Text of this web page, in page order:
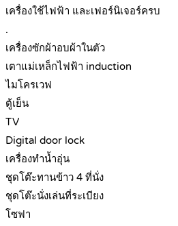
เครื่องใช้ไฟฟ้า และเฟอร์นิเจอร์ครบ
.
เครื่องซักผ้าอบผ้าในตัว
เตาแม่เหล็กไฟฟ้า induction
ไมโครเวฟ
ตู้เย็น
TV
Digital door lock
เครื่องทำน้ำอุ่น
ชุดโต๊ะทานข้าว 4 ที่นั่ง
ชุดโต๊ะนั่งเล่นที่ระเบียง
โซฟา